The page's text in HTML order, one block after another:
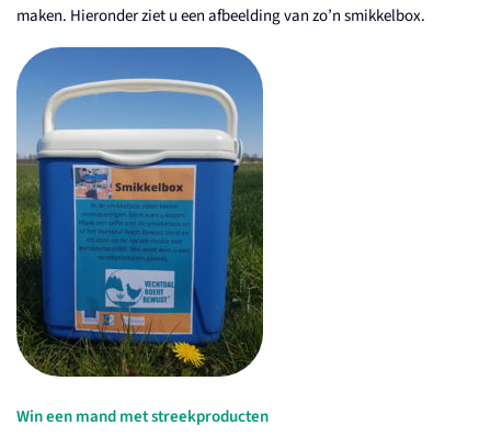
maken. Hieronder ziet u een afbeelding van zo’n smikkelbox.
Win een mand met streekproducten